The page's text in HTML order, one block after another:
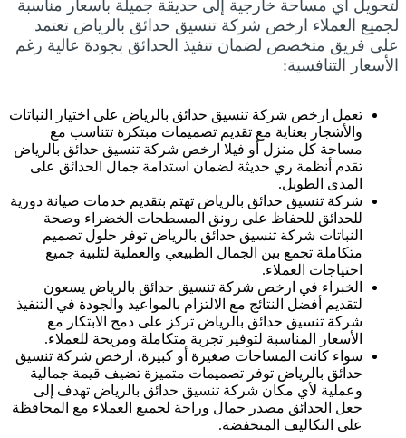
لتحويل أي مساحة خارجية إلى حديقة جميلة بأسعار مناسبة
لجميع العملاء ارخص شركة تنسيق حدائق بالرياض تعتمد
على فريق متخصص لضمان تنفيذ الحدائق بجودة عالية رغم
الأسعار التنافسية:
تعمل ارخص شركة تنسيق حدائق بالرياض على اختيار النباتات
والأشجار بعناية مع تقديم تصميمات مبتكرة تتناسب مع
مساحة كل منزل أو فيلا ارخص شركة تنسيق حدائق بالرياض
تقدم أنظمة ري حديثة لضمان استدامة جمال الحدائق على
المدى الطويل.
شركة تنسيق حدائق بالرياض تهتم بتقديم خدمات صيانة دورية
للحدائق للحفاظ على رونق المسطحات الخضراء وصحة
النباتات شركة تنسيق حدائق بالرياض توفر حلول تصميم
متكاملة تجمع بين الجمال الطبيعي والعملية لتلبية جميع
احتياجات العملاء.
الخبراء في ارخص شركة تنسيق حدائق بالرياض يسعون
لتقديم أفضل النتائج مع الالتزام بالمواعيد والجودة في التنفيذ
شركة تنسيق حدائق بالرياض تركز على دمج الابتكار مع
الأسعار المناسبة لتوفير تجربة متكاملة ومريحة للعملاء.
سواء كانت المساحات صغيرة أو كبيرة، ارخص شركة تنسيق
حدائق بالرياض توفر تصميمات متميزة تضيف قيمة جمالية
وعملية لأي مكان شركة تنسيق حدائق بالرياض تهدف إلى
جعل الحدائق مصدر جمال وراحة لجميع العملاء مع المحافظة
على التكاليف المنخفضة.